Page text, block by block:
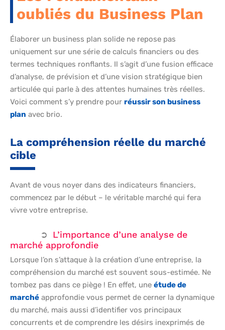
oubliés du Business Plan
Élaborer un business plan solide ne repose pas
uniquement sur une série de calculs financiers ou des
termes techniques ronflants. Il s’agit d’une fusion efficace
d’analyse, de prévision et d’une vision stratégique bien
articulée qui parle à des attentes humaines très réelles.
Voici comment s’y prendre pour réussir son business
plan avec brio.
La compréhension réelle du marché
cible
Avant de vous noyer dans des indicateurs financiers,
commencez par le début – le véritable marché qui fera
vivre votre entreprise.
L’importance d’une analyse de
marché approfondie
Lorsque l’on s’attaque à la création d’une entreprise, la
compréhension du marché est souvent sous-estimée. Ne
tombez pas dans ce piège ! En effet, une étude de
marché approfondie vous permet de cerner la dynamique
du marché, mais aussi d’identifier vos principaux
concurrents et de comprendre les désirs inexprimés de